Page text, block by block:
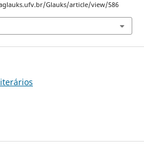
Glauks/article/view/586